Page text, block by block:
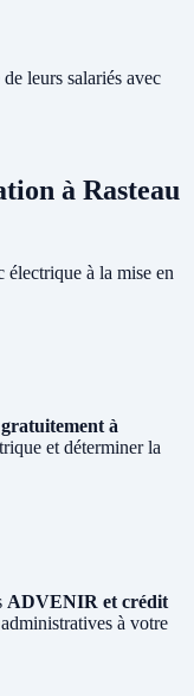
leurs salariés avec
à Rasteau
à la mise en
gratuitement à
et déterminer la
ADVENIR et crédit
à votre